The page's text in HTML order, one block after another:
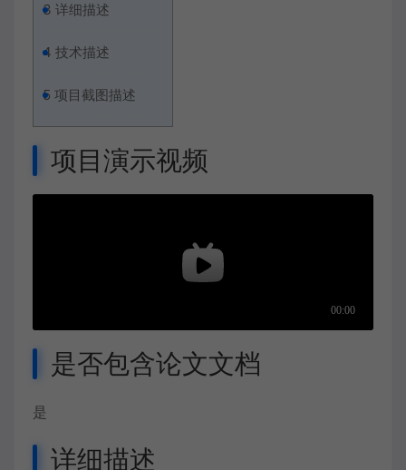
3 详细描述
4 技术描述
5 项目截图描述
项目演示视频
是否包含论文文档
是
详细描述